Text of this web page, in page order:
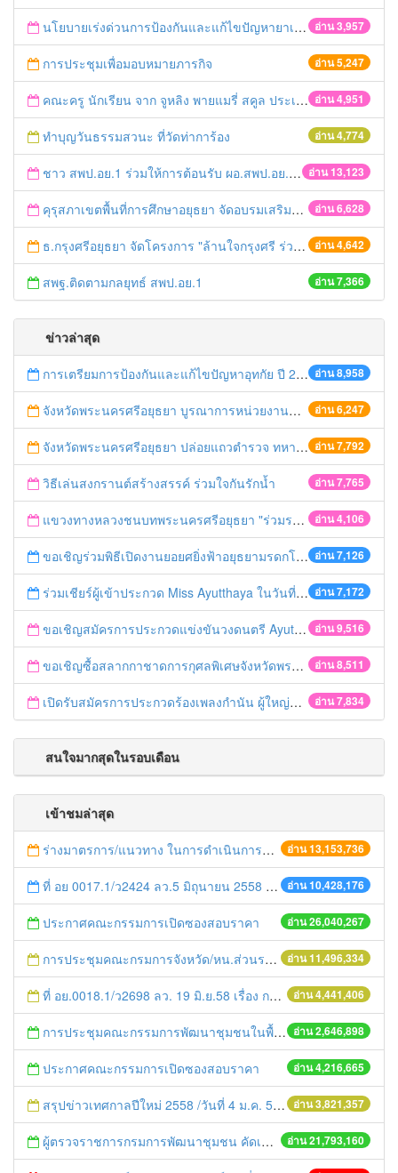
อ่าน 3,957
นโยบายเร่งด่วนการป้องกันและแก้ไขปัญหายาเสพติดกระทรวงศึกษาธิการ
อ่าน 5,247
การประชุมเพื่อมอบหมายภารกิจ
อ่าน 4,951
คณะครู นักเรียน จาก จูหลิง พายแมรี่ สคูล ประเทศสิงคโปร์ ดูงานเศรษฐกิจพอเพียง
อ่าน 4,774
ทำบุญวันธรรมสวนะ ที่วัดท่าการ้อง
อ่าน 13,123
ชาว สพป.อย.1 ร่วมให้การต้อนรับ ผอ.สพป.อย.1 คนใหม่
อ่าน 6,628
คุรุสภาเขตพื้นที่การศึกษาอยุธยา จัดอบรมเสริมสร้างคุณธรรม จริยธรรม
อ่าน 4,642
ธ.กรุงศรีอยุธยา จัดโครงการ "ล้านใจกรุงศรี ร่วมทำดีเพื่อพ่อ"
อ่าน 7,366
สพฐ.ติดตามกลยุทธ์ สพป.อย.1
ข่าวล่าสุด
อ่าน 8,958
การเตรียมการป้องกันและแก้ไขปัญหาอุทกัย ปี 2561
อ่าน 6,247
จังหวัดพระนครศรีอยุธยา บูรณาการหน่วยงานที่เกี่ยวข้อง ลงพื้นที่จัดระเบียบและดำเนินมาตรการตามบทลงโทษสูงสุดกับผู้ประกอบการร้านค้าที่ยังฝ่าฝืนตั้งร้านค้ารุกล้ำเขตพื้นที่ทางหลวง เตรียมความปลอดภัยก่อนเทศกาลสงกรานต์
อ่าน 7,792
จังหวัดพระนครศรีอยุธยา ปล่อยแถวตำรวจ ทหาร ฝ่ายปกครอง กว่า 100 นาย ตรวจเข้มท่ารถสาธารณะ สถานีขนส่งรถโดยสาร วินรถตู้ และสถานีรถไฟ เตรียมรับมือเทศกาลสงกรานต์
อ่าน 7,765
วิธีเล่นสงกรานต์สร้างสรรค์ ร่วมใจกันรักน้ำ
อ่าน 4,106
แขวงทางหลวงชนบทพระนครศรีอยุธยา "ร่วมรณรงค์ ขับช้า เปิดไฟหน้า คาดเข็มขัด" เทศกาลสงกรานต์ ปี 2561
อ่าน 7,126
ขอเชิญร่วมพิธีเปิดงานยอยศยิ่งฟ้าอยุธยามรดกโลก
อ่าน 7,172
ร่วมเชียร์ผู้เข้าประกวด Miss Ayutthaya ในวันที่ 15 ธันวาคม 2560
อ่าน 9,516
ขอเชิญสมัครการประกวดแข่งขันวงดนตรี Ayutthaya battle of the bands
อ่าน 8,511
ขอเชิญซื้อสลากกาชาดการกุศลพิเศษจังหวัดพระนครศรีอยุธยา 2560
อ่าน 7,834
เปิดรับสมัครการประกวดร้องเพลงกำนัน ผู้ใหญ่บ้าน ฯลฯ
สนใจมากสุดในรอบเดือน
เข้าชมล่าสุด
อ่าน 13,153,736
ร่างมาตรการ/แนวทาง ในการดำเนินการประกอบการตรวจราชการแบบบูรณาการ
อ่าน 10,428,176
ที่ อย 0017.1/ว2424 ลว.5 มิถุนายน 2558 เรื่อง แจ้งกำหนดตรวจประเมินและให้คะแนนหน่วยงานที่สมัครเข้าร่วมโครงการพัฒนาหน่วยงานต้นแบบในการจัดตั้งศูนย์ข้อมูลข่าวสารของราชการฯ ประจำปีงบประมาณ พ.ศ. 2558
อ่าน 26,040,267
ประกาศคณะกรรมการเปิดซองสอบราคา
อ่าน 11,496,334
การประชุมคณะกรมการจังหวัด/หน.ส่วนราชการประจำเดือน มิถุนายน 2558
อ่าน 4,441,406
ที่ อย.0018.1/ว2698 ลว. 19 มิ.ย.58 เรื่อง การแก้ไขปัญหาหนี้สินให้แก่เกษตรกร
อ่าน 2,646,898
การประชุมคณะกรรมการพัฒนาชุมชนในพื้นที่รอบโรงไฟฟ้า (คพรฟ.) ครั้งที่ 2/2558 กองทุนพัฒนาไฟฟ้าบริษัท โรจนะเพาเวอร์ จำกัด
อ่าน 4,216,665
ประกาศคณะกรรมการเปิดซองสอบราคา
อ่าน 3,821,357
สรุปข่าวเทศกาลปีใหม่ 2558 /วันที่ 4 ม.ค. 58
อ่าน 21,793,160
ผู้ตรวจราชการกรมการพัฒนาชุมชน คัดเลือกข้าราชการและลูกจ้างดีเด่น และหน่วยงานพัฒนาชุมชนใสสะอาด ประจำปี ๒๕๕๔